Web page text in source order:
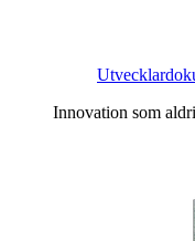
Innovation som